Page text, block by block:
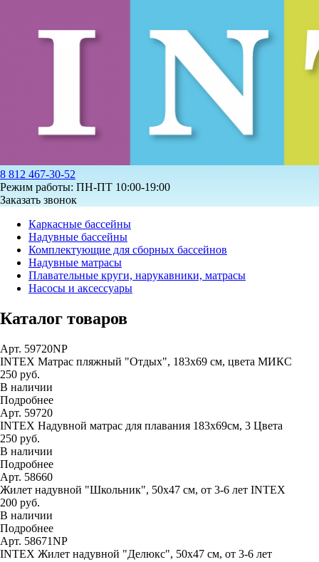
8 812 467-30-52
Режим работы: ПН-ПТ 10:00-19:00
Заказать звонок
Каркасные бассейны
Надувные бассейны
Комплектующие для сборных бассейнов
Надувные матрасы
Плавательные круги, нарукавники, матрасы
Насосы и аксессуары
Каталог товаров
Арт. 59720NP
INTEX Матрас пляжный "Отдых", 183х69 см, цвета МИКС
250 руб.
В наличии
Подробнее
Арт. 59720
INTEX Надувной матрас для плавания 183х69см, 3 Цвета
250 руб.
В наличии
Подробнее
Арт. 58660
Жилет надувной "Школьник", 50х47 см, от 3-6 лет INTEX
200 руб.
В наличии
Подробнее
Арт. 58671NP
INTEX Жилет надувной "Делюкс", 50х47 см, от 3-6 лет